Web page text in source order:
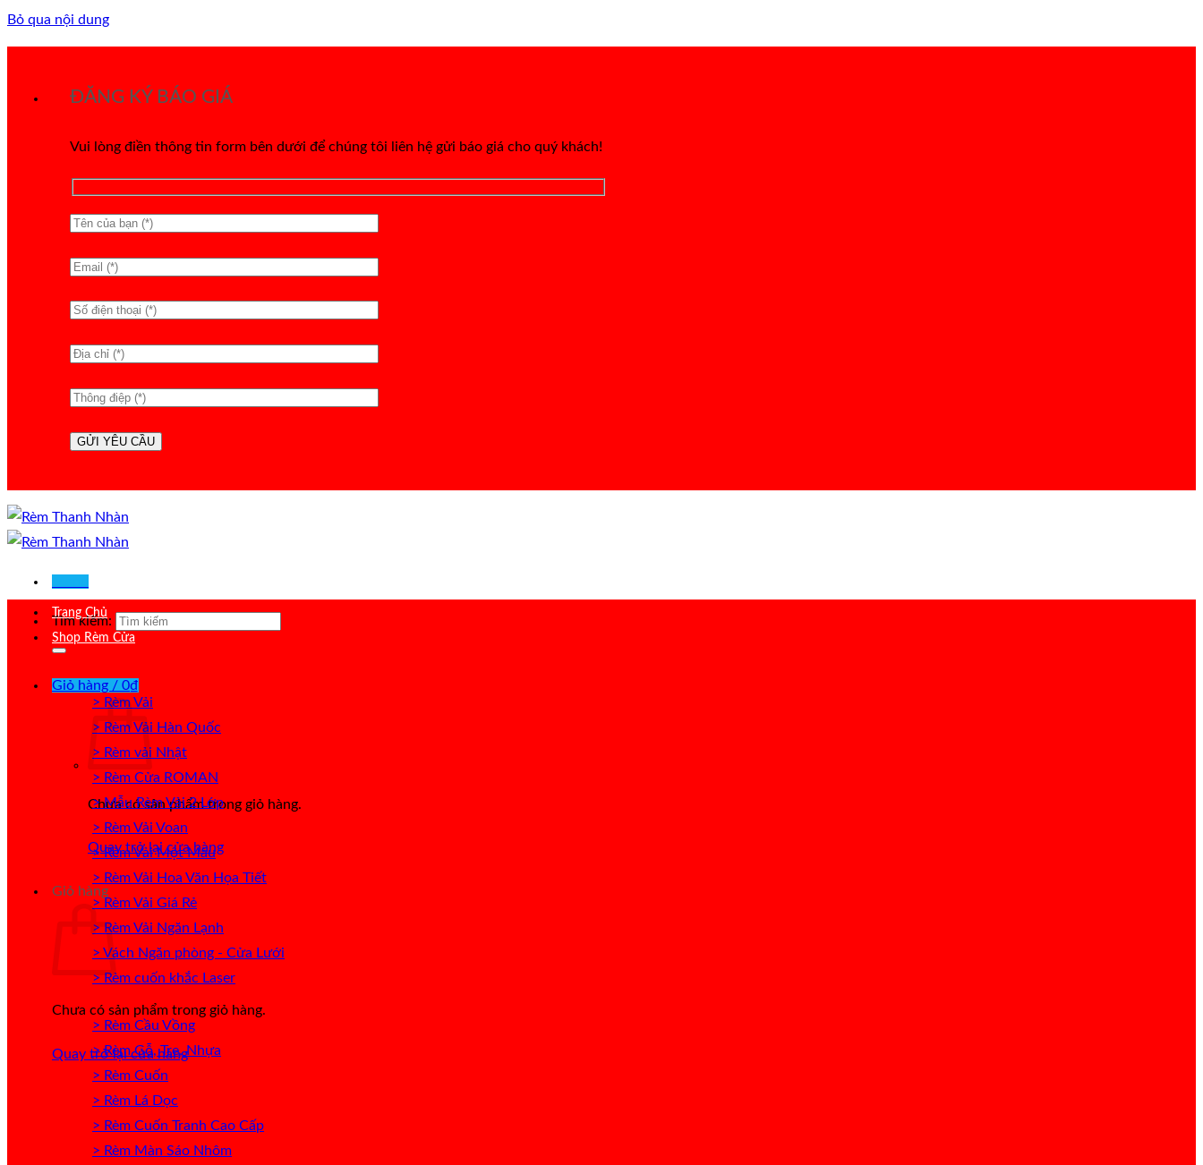
Bỏ qua nội dung
ĐĂNG KÝ BÁO GIÁ
Vui lòng điền thông tin form bên dưới để chúng tôi liên hệ gửi báo giá cho quý khách!
Tìm kiếm:
Giỏ hàng / 0₫
Chưa có sản phẩm trong giỏ hàng.
Quay trở lại cửa hàng
Giỏ hàng
Chưa có sản phẩm trong giỏ hàng.
Quay trở lại cửa hàng
Trang Chủ
Shop Rèm Cửa
> Rèm Vải
> Rèm Vải Hàn Quốc
> Rèm vải Nhật
> Rèm Cửa ROMAN
> Mẫu Rèm Vải 2 Lớp
> Rèm Vải Voan
> Rèm Vải Một Màu
> Rèm Vải Hoa Văn Họa Tiết
> Rèm Vải Giá Rẻ
> Rèm Vải Ngăn Lạnh
> Vách Ngăn phòng - Cửa Lưới
> Rèm cuốn khắc Laser
> Rèm Cầu Vồng
> Rèm Gỗ, Tre, Nhựa
> Rèm Cuốn
> Rèm Lá Dọc
> Rèm Cuốn Tranh Cao Cấp
> Rèm Màn Sáo Nhôm